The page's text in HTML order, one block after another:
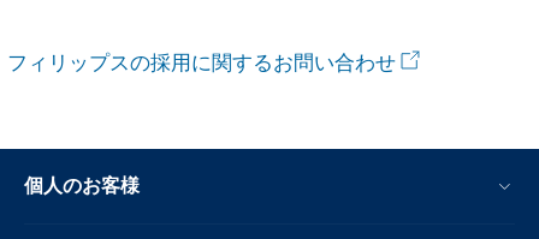
フィリップスの採用に関するお問い合わせ
個人のお客様